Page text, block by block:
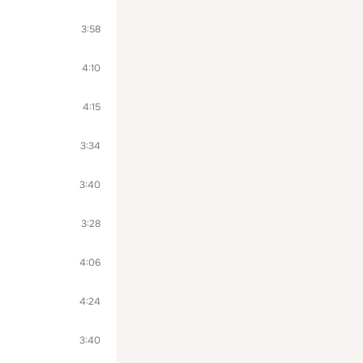
3:58
4:10
4:15
3:34
3:40
3:28
4:06
4:24
3:40